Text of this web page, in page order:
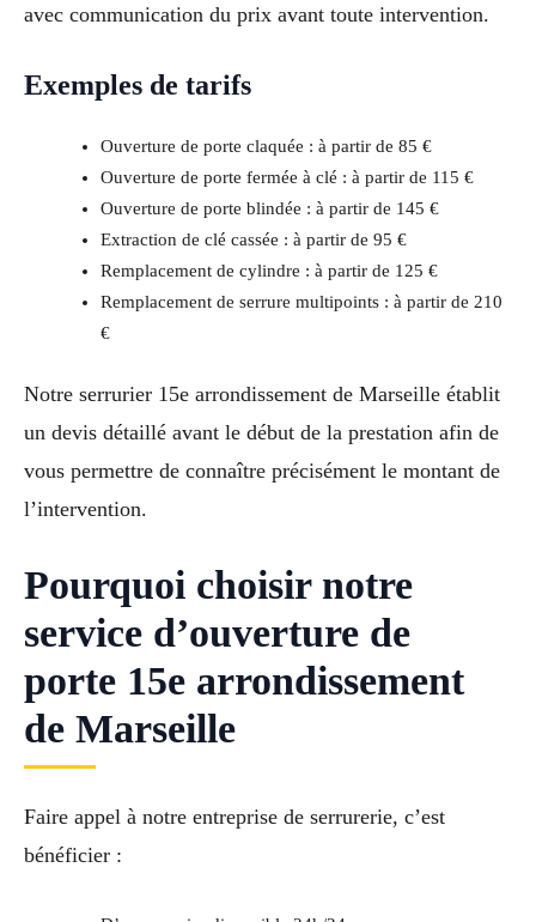
avec communication du prix avant toute intervention.
Exemples de tarifs
Ouverture de porte claquée : à partir de 85 €
Ouverture de porte fermée à clé : à partir de 115 €
Ouverture de porte blindée : à partir de 145 €
Extraction de clé cassée : à partir de 95 €
Remplacement de cylindre : à partir de 125 €
Remplacement de serrure multipoints : à partir de 210
€
Notre serrurier 15e arrondissement de Marseille établit
un devis détaillé avant le début de la prestation afin de
vous permettre de connaître précisément le montant de
l’intervention.
Pourquoi choisir notre
service d’ouverture de
porte 15e arrondissement
de Marseille
Faire appel à notre entreprise de serrurerie, c’est
bénéficier :